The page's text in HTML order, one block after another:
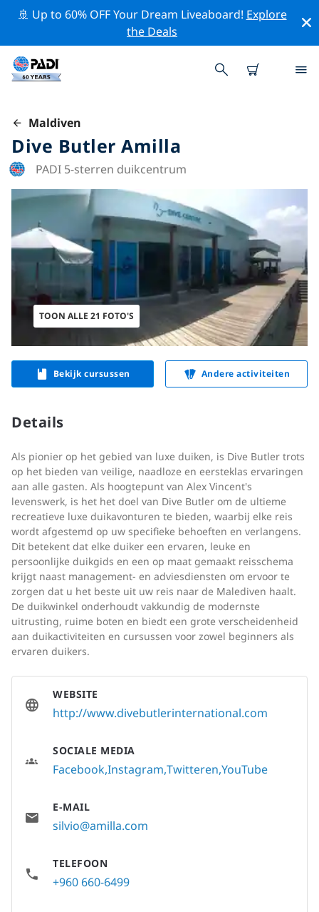
🚢 Up to 60% OFF Your Dream Liveaboard! Explore
the Deals
Maldiven
Dive Butler Amilla
PADI 5-sterren duikcentrum
TOON ALLE 21 FOTO'S
Bekijk cursussen Andere activiteiten
Details
Als pionier op het gebied van luxe duiken, is Dive Butler trots
op het bieden van veilige, naadloze en eersteklas ervaringen
aan alle gasten. Als hoogtepunt van Alex Vincent's
levenswerk, is het het doel van Dive Butler om de ultieme
recreatieve luxe duikavonturen te bieden, waarbij elke reis
wordt afgestemd op uw specifieke behoeften en verlangens.
Dit betekent dat elke duiker een ervaren, leuke en
persoonlijke duikgids en een op maat gemaakt reisschema
krijgt naast management- en adviesdiensten om ervoor te
zorgen dat u het beste uit uw reis naar de Malediven haalt.
De duikwinkel onderhoudt vakkundig de modernste
uitrusting, ruime boten en biedt een grote verscheidenheid
aan duikactiviteiten en cursussen voor zowel beginners als
ervaren duikers.
WEBSITE
http://www.divebutlerinternational.com
SOCIALE MEDIA
FacebookInstagram Twitteren YouTube
E-MAIL
silvio@amilla.com
TELEFOON
+960 660-6499